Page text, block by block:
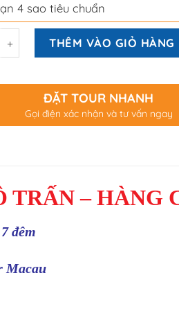
4 sao tiêu chuẩn
THÊM VÀO GIỎ HÀNG
ĐẶT TOUR NHANH
Gọi điện xác nhận và tư vấn ngay
TRẤN – HÀNG
đêm
Macau